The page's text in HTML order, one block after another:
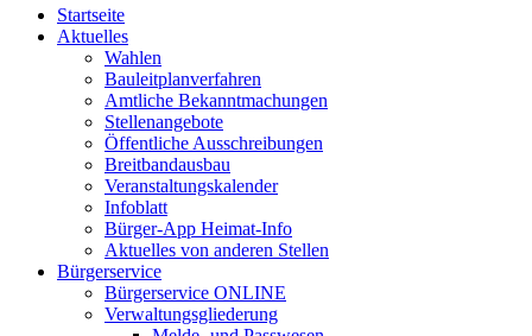
Startseite
Aktuelles
Wahlen
Bauleitplanverfahren
Amtliche Bekanntmachungen
Stellenangebote
Öffentliche Ausschreibungen
Breitbandausbau
Veranstaltungskalender
Infoblatt
Bürger-App Heimat-Info
Aktuelles von anderen Stellen
Bürgerservice
Bürgerservice ONLINE
Verwaltungsgliederung